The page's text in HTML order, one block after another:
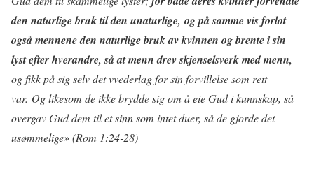
den naturlige bruk til den unaturlige, og på samme vis forlot
også mennene den naturlige bruk av kvinnen og brente i sin
lyst efter hverandre, så at menn drev skjenselsverk med menn,
og fikk på sig selv det vvederlag for sin forvillelse som rett
var. Og likesom de ikke brydde sig om å eie Gud i kunnskap, så
overgav Gud dem til et sinn som intet duer, så de gjorde det
usømmelige» (Rom 1:24-28)